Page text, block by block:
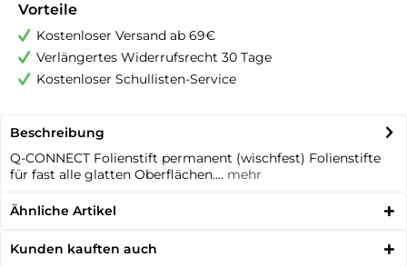
Vorteile
Kostenloser Versand ab 69€
Verlängertes Widerrufsrecht 30 Tage
Kostenloser Schullisten-Service
Beschreibung
Q-CONNECT Folienstift permanent (wischfest) Folienstifte
für fast alle glatten Oberflächen.... mehr
Ähnliche Artikel
Kunden kauften auch